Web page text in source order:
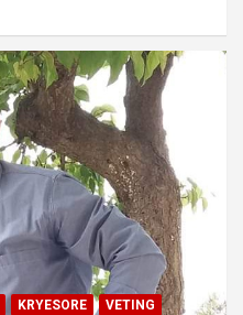
KRYESORE VETING